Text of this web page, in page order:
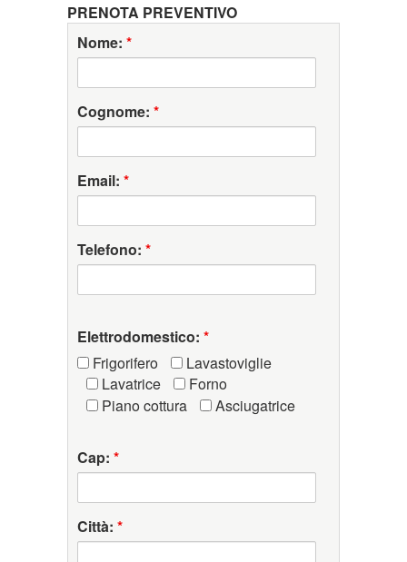
PRENOTA PREVENTIVO
Nome: *
Cognome: *
Email: *
Telefono: *
Elettrodomestico: *
Frigorifero
Lavastoviglie
Lavatrice
Forno
Piano cottura
Asciugatrice
Cap: *
Città: *